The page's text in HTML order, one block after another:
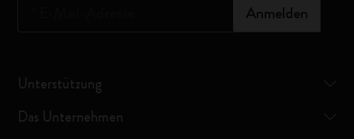
Anmelden
Unterstützung
Das Unternehmen